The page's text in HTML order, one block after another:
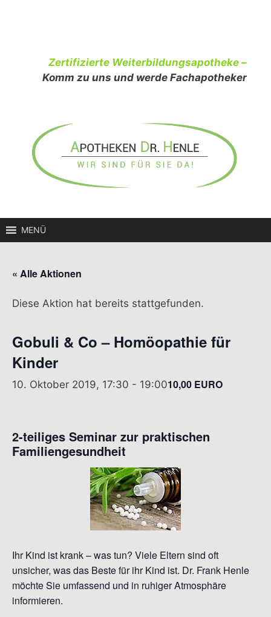
Zertifizierte Weiterbildungsapotheke –
Komm zu uns und werde Fachapotheker
MENÜ
« Alle Aktionen
Diese Aktion hat bereits stattgefunden.
Gobuli & Co – Homöopathie für
Kinder
10. Oktober 2019, 17:30 - 19:0010,00 EURO
2-teiliges Seminar zur praktischen
Familiengesundheit
Ihr Kind ist krank – was tun? Viele Eltern sind oft
unsicher, was das Beste für ihr Kind ist. Dr. Frank Henle
möchte Sie umfassend und in ruhiger Atmosphäre
informieren.